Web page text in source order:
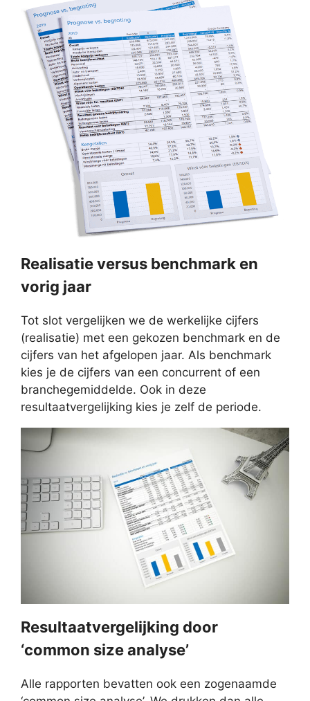
Realisatie versus benchmark en
vorig jaar
Tot slot vergelijken we de werkelijke cijfers
(realisatie) met een gekozen benchmark en de
cijfers van het afgelopen jaar. Als benchmark
kies je de cijfers van een concurrent of een
branchegemiddelde. Ook in deze
resultaatvergelijking kies je zelf de periode.
Resultaatvergelijking door
‘common size analyse’
Alle rapporten bevatten ook een zogenaamde